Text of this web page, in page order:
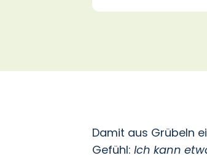
Damit aus Grübeln
Gefühl: Ich kann